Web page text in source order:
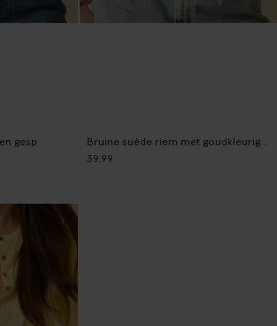
gesp
Bruine suède riem met goudkleurige gesp
39.99